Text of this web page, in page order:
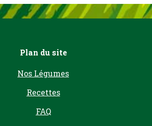
Plan du site
Nos Légumes
Recettes
FAQ